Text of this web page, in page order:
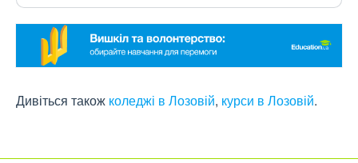
Дивіться також коледжі в Лозовій, курси в Лозовій.